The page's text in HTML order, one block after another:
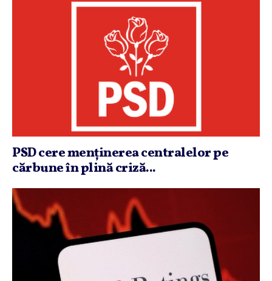
PSD cere menţinerea centralelor pe
cărbune în plină criză...